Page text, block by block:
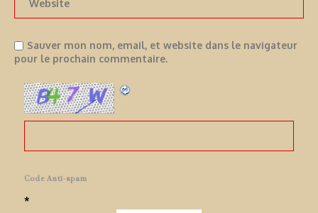
Sauver mon nom, email, et website dans le navigateur
pour le prochain commentaire.
Code Anti-spam
*